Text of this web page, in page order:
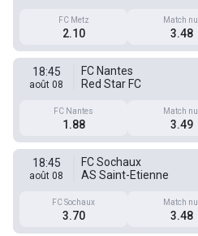
FC Metz
2.10
Match nul
3.48
18:45
août 08
FC Nantes
Red Star FC
FC Nantes
1.88
Match nul
3.49
18:45
août 08
FC Sochaux
AS Saint-Etienne
FC Sochaux
3.70
Match nul
3.48